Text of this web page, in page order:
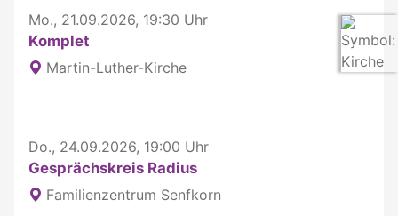
Mo., 21.09.2026, 19:30 Uhr
Komplet
Martin-Luther-Kirche
Do., 24.09.2026, 19:00 Uhr
Gesprächskreis Radius
Familienzentrum Senfkorn